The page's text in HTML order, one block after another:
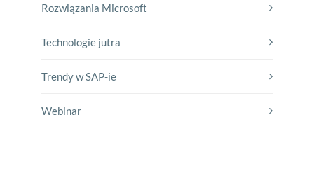
Rozwiązania Microsoft
Technologie jutra
Trendy w SAP-ie
Webinar